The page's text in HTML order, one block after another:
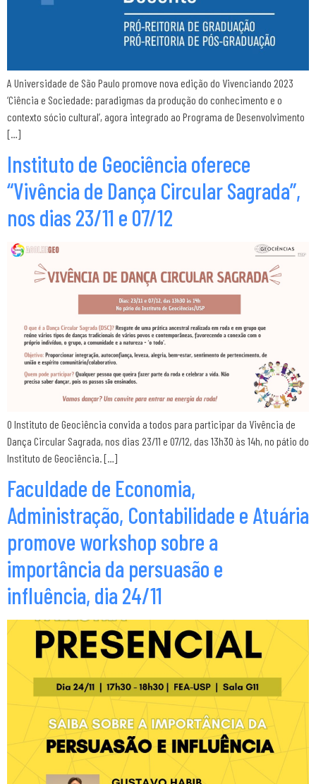
A Universidade de São Paulo promove nova edição do Vivenciando 2023
‘Ciência e Sociedade: paradigmas da produção do conhecimento e o
contexto sócio cultural’, agora integrado ao Programa de Desenvolvimento
[…]
Instituto de Geociência oferece
“Vivência de Dança Circular Sagrada”,
nos dias 23/11 e 07/12
O Instituto de Geociência convida a todos para participar da Vivência de
Dança Circular Sagrada, nos dias 23/11 e 07/12, das 13h30 às 14h, no pátio do
Instituto de Geociência. […]
Faculdade de Economia,
Administração, Contabilidade e Atuária
promove workshop sobre a
importância da persuasão e
influência, dia 24/11